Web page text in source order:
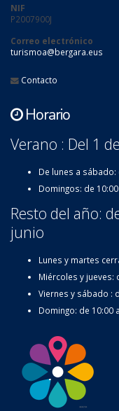
NIF
P2007900J
Correo electrónico
turismoa@bergara.eus
Contacto
Horario
Verano : Del 1
De lunes a sábado:
Domingos: de
Resto del año:
junio
Lunes y martes
Miércoles y jueves:
Viernes y sábado :
Domingo: de 10:00